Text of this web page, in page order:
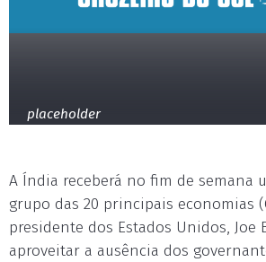
placeholder
A Índia receberá no fim de semana
grupo das 20 principais economias
presidente dos Estados Unidos, Joe
aproveitar a ausência dos